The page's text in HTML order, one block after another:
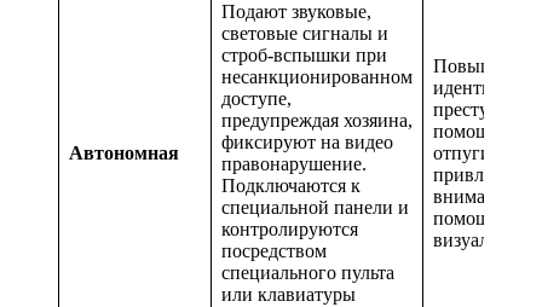
Автономная
Подают звуковые,
световые сигналы и
строб-вспышки при
несанкционированном
доступе,
предупреждая хозяина,
фиксируют на видео
правонарушение.
Подключаются к
специальной панели и
контролируются
посредством
специального пульта
или клавиатуры
Повышение
преступника
помощью
привлечение
внимания
помощью
визуальных